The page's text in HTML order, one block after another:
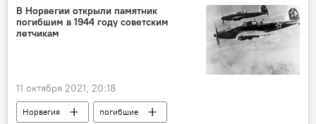
Борис Джонсон
В Норвегии открыли памятник
погибшим в 1944 году советским
летчикам
11 октября 2021, 20:18
Норвегия
погибшие